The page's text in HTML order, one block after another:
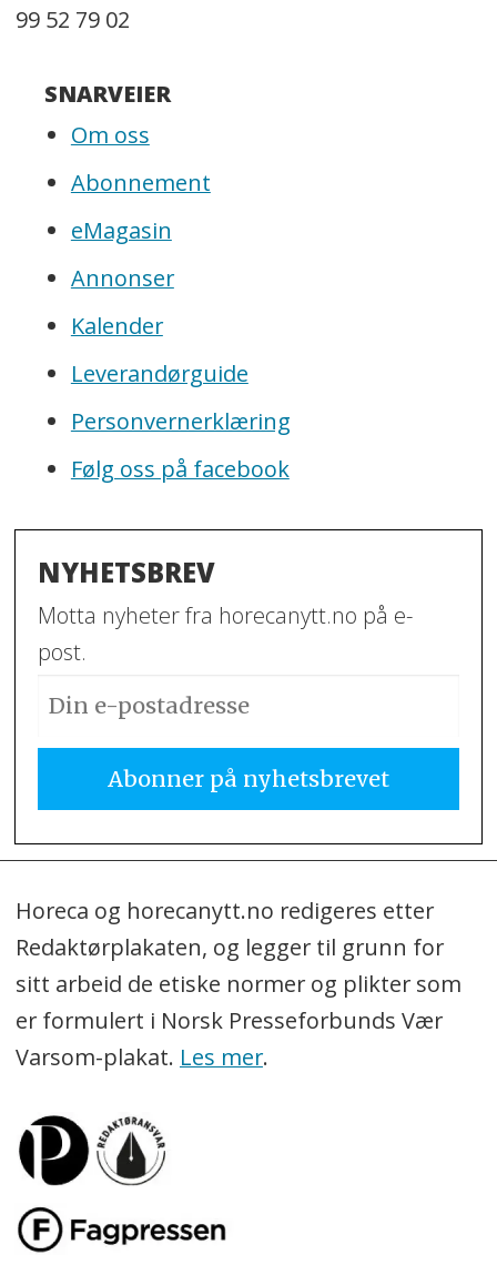
99 52 79 02
SNARVEIER
Om oss
Abonnement
eMagasin
Annonser
Kalender
Leverandørguide
Personvernerklæring
Følg oss på facebook
NYHETSBREV
Motta nyheter fra horecanytt.no på e-
post.
Horeca og horecanytt.no redigeres etter
Redaktørplakaten, og legger til grunn for
sitt arbeid de etiske normer og plikter som
er formulert i Norsk Presseforbunds Vær
Varsom-plakat. Les mer.